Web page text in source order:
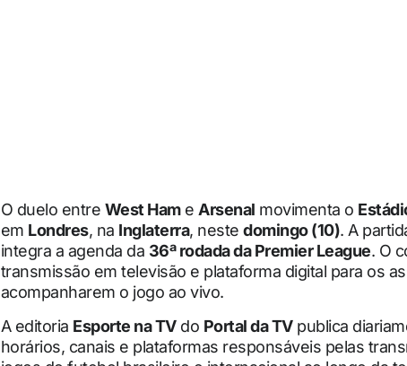
O duelo entre West Hame Arsenal movimenta o
em Londres, na Inglaterra, neste domingo (10). A
integra a agenda da 36ª rodada da Premier League. O
transmissão em televisão e plataforma digital para os
acompanharem o jogo ao vivo.
A editoria Esporte na TVdo Portal da TVpublica
horários, canais e plataformas responsáveis pelas